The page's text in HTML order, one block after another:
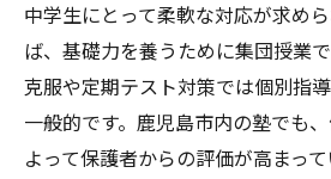
中学生にとって柔軟な対応が求め
ば、基礎力を養うために集団授業
克服や定期テスト対策では個別指
一般的です。鹿児島市内の塾でも
よって保護者からの評価が高まっ